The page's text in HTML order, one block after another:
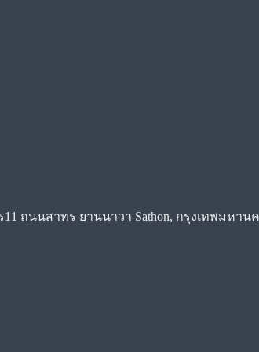
ร11 ถนนสาทร ยานนาวา Sathon, กรุงเทพมหาน